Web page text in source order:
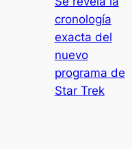
cronología
exacta del
nuevo
programa de
Star Trek